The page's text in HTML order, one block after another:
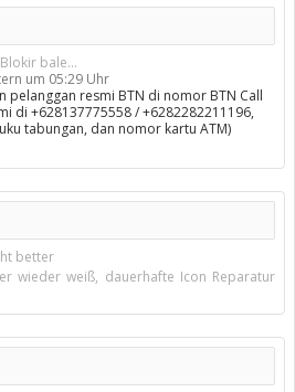
bale...
um 05:29 Uhr
pelanggan resmi BTN di nomor BTN Call
di +628137775558 / +6282282211196,
tabungan, dan nomor kartu ATM)
better
wieder weiß, dauerhafte Icon Reparatur